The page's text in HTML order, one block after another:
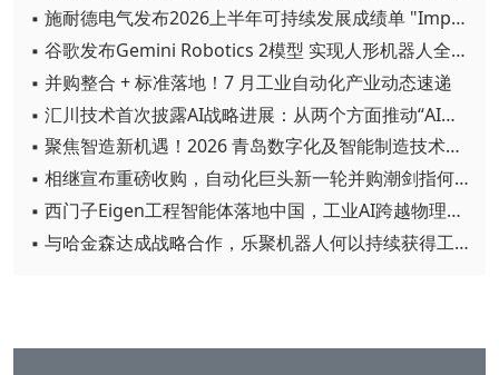
▪ 施耐德电气发布2026上半年可持续发展成绩单 "Impact 2030"路线图开局稳健
▪ 谷歌发布Gemini Robotics 2模型 实现人形机器人全身智能控制突破
▪ 并购整合 + 标准落地！7 月工业自动化产业动态速递
▪ 汇川技术首次披露AI战略进展：从两个方面推动“AI业务化”落地
▪ 聚焦智造新机遇！2026 青岛数字化及智能制造技术论坛圆满落幕
▪ 相继宣布重磅收购，自动化巨头新一轮并购潮剑指何方？
▪ 西门子Eigen工程智能体落地中国，工业AI跨越物理世界“确定性”拐点
▪ 与哈金森达成战略合作，乐聚机器人何以持续获得工业巨头青睐？